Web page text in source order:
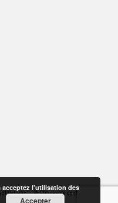
Rennes Politiques de confidentialité
l’utilisation des
Accepter